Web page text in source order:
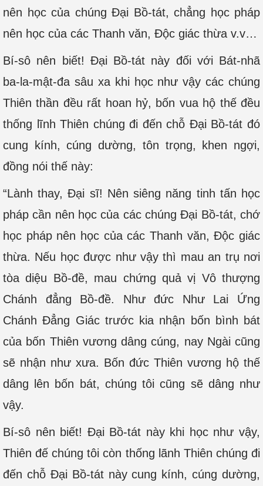
nên học của chúng Đại Bồ-tát, chẳng học pháp
nên học của các Thanh văn, Độc giác thừa v.v…
Bí-sô nên biết! Đại Bồ-tát này đối với Bát-nhã
ba-la-mật-đa sâu xa khi học như vậy các chúng
Thiên thần đều rất hoan hỷ, bốn vua hộ thế đều
thống lĩnh Thiên chúng đi đến chỗ Đại Bồ-tát đó
cung kính, cúng dường, tôn trọng, khen ngợi,
đồng nói thế này:
“Lành thay, Ðại sĩ! Nên siêng năng tinh tấn học
pháp cần nên học của các chúng Đại Bồ-tát, chớ
học pháp nên học của các Thanh văn, Độc giác
thừa. Nếu học được như vậy thì mau an trụ nơi
tòa diệu Bồ-đề, mau chứng quả vị Vô thượng
Chánh đẳng Bồ-đề. Như đức Như Lai Ứng
Chánh Đẳng Giác trước kia nhận bốn bình bát
của bốn Thiên vương dâng cúng, nay Ngài cũng
sẽ nhận như xưa. Bốn đức Thiên vương hộ thế
dâng lên bốn bát, chúng tôi cũng sẽ dâng như
vậy.
Bí-sô nên biết! Đại Bồ-tát này khi học như vậy,
Thiên đế chúng tôi còn thống lãnh Thiên chúng đi
đến chỗ Đại Bồ-tát này cung kính, cúng dường,